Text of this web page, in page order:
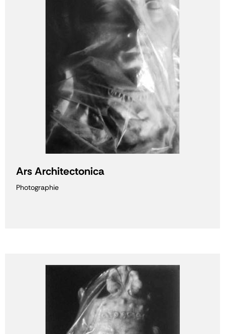
Ars Architectonica
Photographie